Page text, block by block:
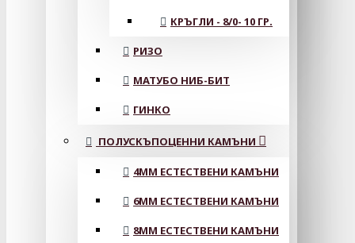
КРЪГЛИ - 8/0- 10 ГР.
РИЗО
МАТУБО НИБ-БИТ
ГИНКО
ПОЛУСКЪПОЦЕННИ КАМЪНИ
4MM ЕСТЕСТВЕНИ КАМЪНИ
6MM ЕСТЕСТВЕНИ КАМЪНИ
8MM ЕСТЕСТВЕНИ КАМЪНИ